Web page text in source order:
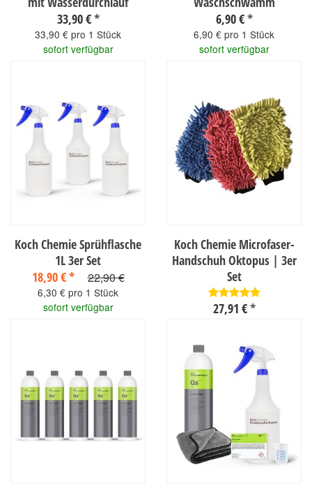
33,90 €*
33,90 € pro 1 Stück
sofort verfügbar
6,90 €*
6,90 € pro 1 Stück
sofort verfügbar
Koch Chemie Sprühflasche
1L 3er Set
18,90 €* 22,90 €
6,30 € pro 1 Stück
sofort verfügbar
Koch Chemie Microfaser-
Handschuh Oktopus | 3er
Set
27,91 €*